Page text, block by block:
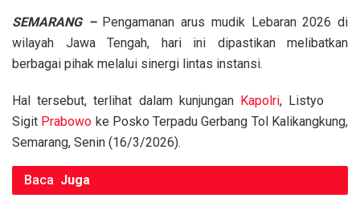
ce
b
o
k
tt
er
ail at
s
p
p
py
Li
k
ar
e
SEMARANG – Pengamanan arus mudik Lebaran 2026 di
wilayah Jawa Tengah, hari ini dipastikan melibatkan
berbagai pihak melalui sinergi lintas instansi.
Hal tersebut, terlihat dalam kunjungan Kapolri, Listyo
Sigit Prabowo ke Posko Terpadu Gerbang Tol Kalikangkung,
Semarang, Senin (16/3/2026).
Baca Juga